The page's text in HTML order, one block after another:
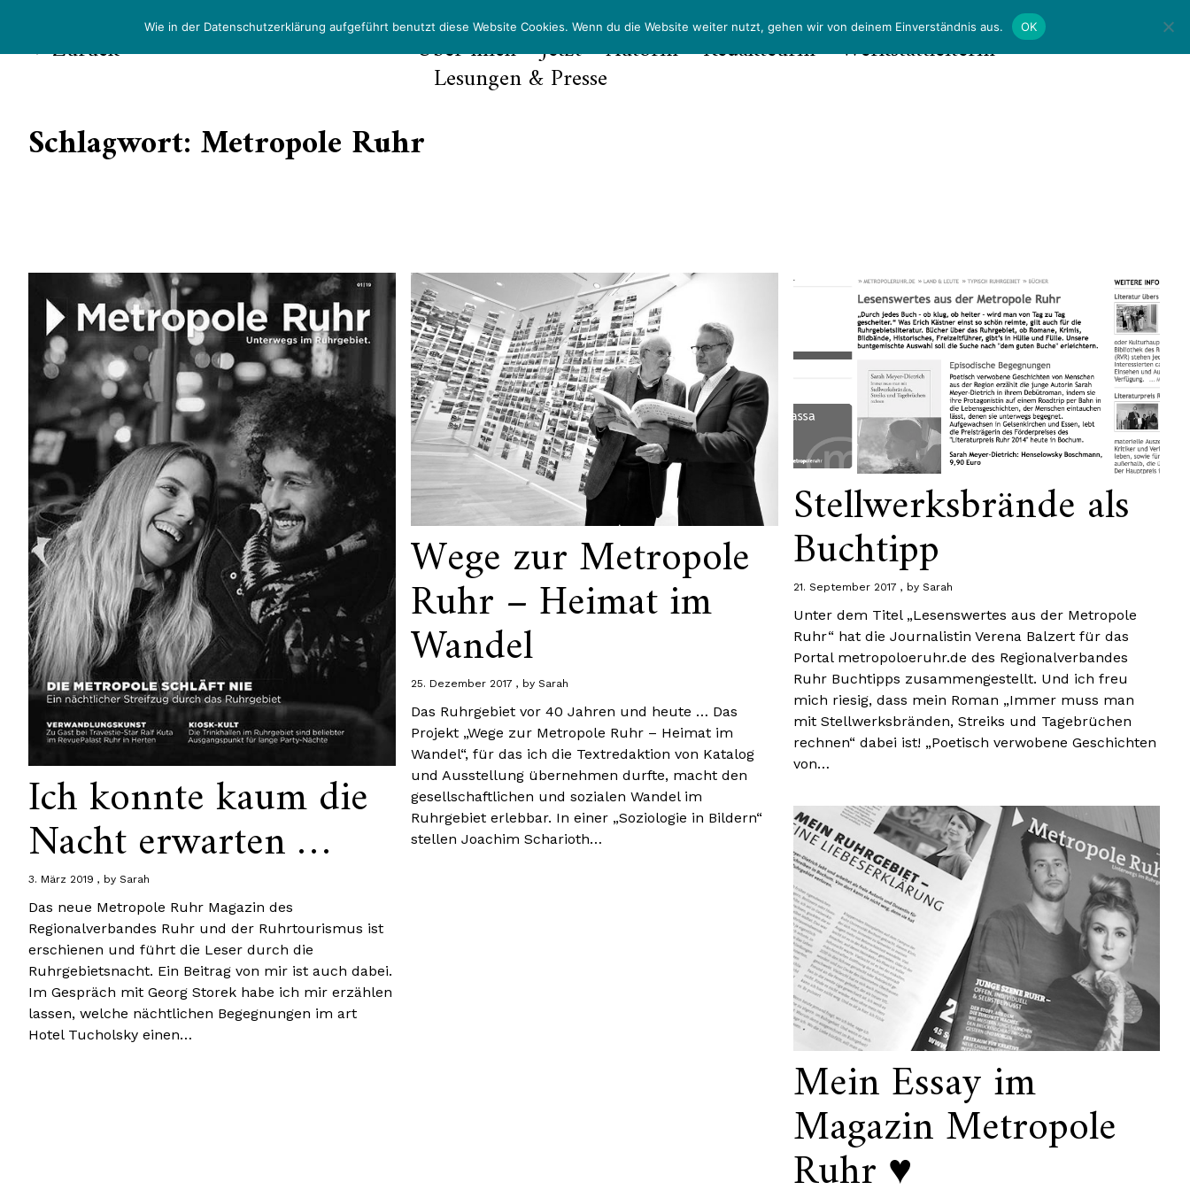
Zurück Über mich Jetzt Autorin Redakteurin Werkstattleiterin
Lesungen & Presse
Schlagwort:Metropole Ruhr
Ich konnte kaum die
Nacht erwarten …
3. März 2019 bySarah
Das neue Metropole Ruhr Magazin des
Regionalverbandes Ruhr und der Ruhrtourismus ist
erschienen und führt die Leser durch die
Ruhrgebietsnacht. Ein Beitrag von mir ist auch dabei.
Im Gespräch mit Georg Storek habe ich mir erzählen
lassen, welche nächtlichen Begegnungen im art
Hotel Tucholsky einen…
Wege zur Metropole
Ruhr – Heimat im
Wandel
25. Dezember 2017 bySarah
Das Ruhrgebiet vor 40 Jahren und heute … Das
Projekt „Wege zur Metropole Ruhr – Heimat im
Wandel“, für das ich die Textredaktion von Katalog
und Ausstellung übernehmen durfte, macht den
gesellschaftlichen und sozialen Wandel im
Ruhrgebiet erlebbar. In einer „Soziologie in Bildern“
stellen Joachim Scharioth…
Stellwerksbrände als
Buchtipp
21. September 2017 by Sarah
Unter dem Titel „Lesenswertes aus der Metropole
Ruhr“ hat die Journalistin Verena Balzert für das
Portal metropoloeruhr.de des Regionalverbandes
Ruhr Buchtipps zusammengestellt. Und ich freu
mich riesig, dass mein Roman „Immer muss man
mit Stellwerksbränden, Streiks und Tagebrüchen
rechnen“ dabei ist! „Poetisch verwobene Geschichten
von…
Mein Essay im
Magazin Metropole
Ruhr ♥
Wie in der Datenschutzerklärung aufgeführt benutzt diese Website Cookies. Wenn du die Website weiter nutzt, gehen wir von deinem Einverständnis aus. OK